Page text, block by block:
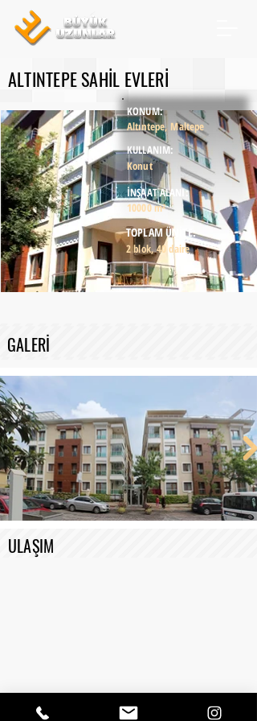
ALTINTEPE SAHİL EVLERİ
KONUM:
Altıntepe, Maltepe
KULLANIM:
Konut
İNŞAAT ALANI:
10000 m²
TOPLAM ÜNİTE:
2 blok, 40 daire
GALERİ
ULAŞIM